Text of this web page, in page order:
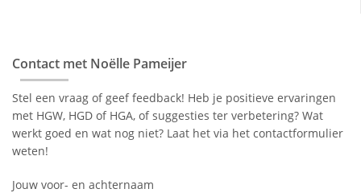
Contact met Noëlle Pameijer
Stel een vraag of geef feedback! Heb je positieve ervaringen
met HGW, HGD of HGA, of suggesties ter verbetering? Wat
werkt goed en wat nog niet? Laat het via het contactformulier
weten!
Jouw voor- en achternaam